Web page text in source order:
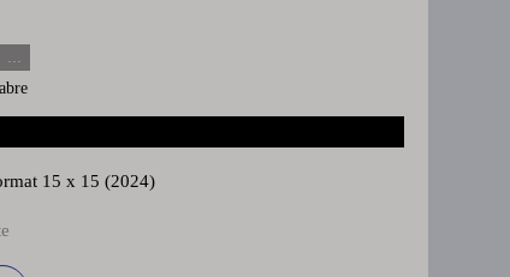
…
15 x 15 (2024)